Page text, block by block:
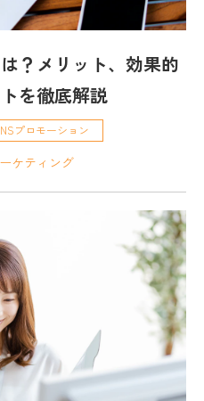
？メリット、効果的
を徹底解説
プロモーション
ケティング